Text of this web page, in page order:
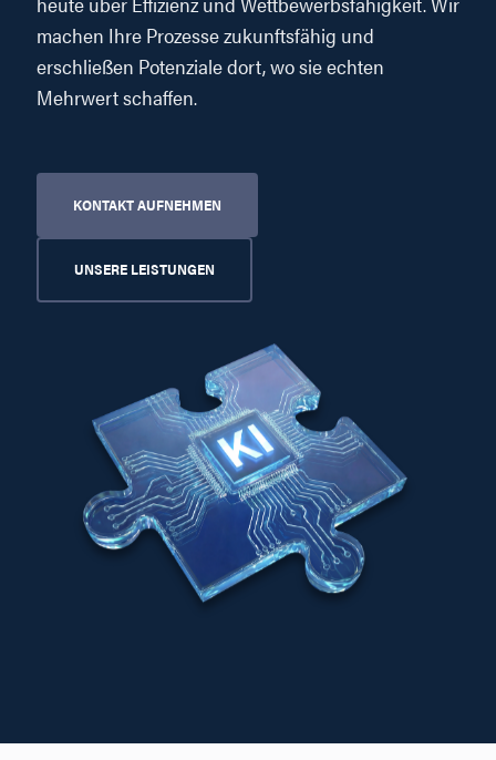
machen Ihre Prozesse zukunftsfähig und
erschließen Potenziale dort, wo sie echten
Mehrwert schaffen.
KONTAKT AUFNEHMEN
UNSERE LEISTUNGEN